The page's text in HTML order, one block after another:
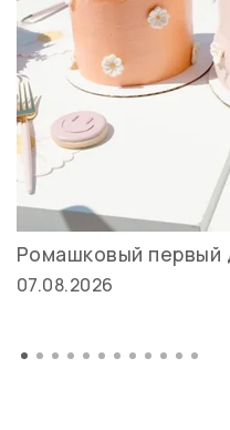
Ромашковый первый
07.08.2026